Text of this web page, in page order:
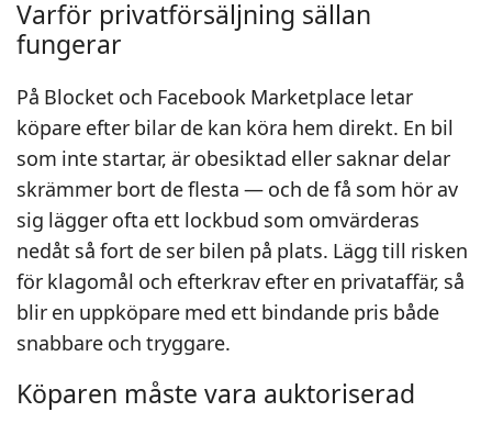
Varför privatförsäljning sällan
fungerar
På Blocket och Facebook Marketplace letar
köpare efter bilar de kan köra hem direkt. En bil
som inte startar, är obesiktad eller saknar delar
skrämmer bort de flesta — och de få som hör av
sig lägger ofta ett lockbud som omvärderas
nedåt så fort de ser bilen på plats. Lägg till risken
för klagomål och efterkrav efter en privataffär, så
blir en uppköpare med ett bindande pris både
snabbare och tryggare.
Köparen måste vara auktoriserad